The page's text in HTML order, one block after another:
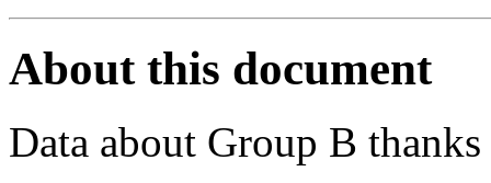
About this document
Data about Group B